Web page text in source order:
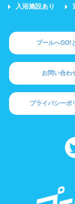
入浴施設あり
プールへGO!
お問い合わ
プライバシーポ
プール情報募集